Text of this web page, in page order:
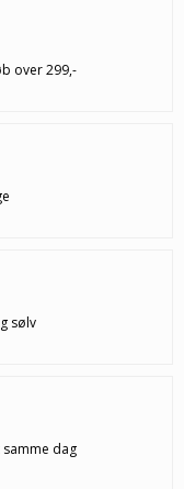
over 299,-
sølv
dag